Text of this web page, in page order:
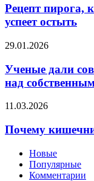
который
съедят
быстрее,
он
остыть
Рецепт пирога,
успеет остыть
Ученые
советы,
как
вернуть
контроль
собственным
29.01.2026
Ученые дали
над
Почему
управляет
нашими
эмоциями
11.03.2026
Почему
Новые
Популярные
Комментарии